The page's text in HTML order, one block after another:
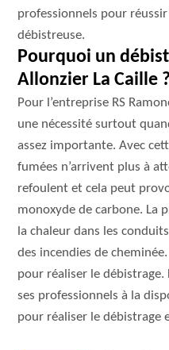
professionnels pour
débistreuse.
Pourquoi un
Allonzier La Caille ?
Pour l’entreprise RS
une nécessité surtout
assez importante. Avec
fumées n’arrivent plus à
refoulent et cela peut
monoxyde de carbone. La
la chaleur dans les
des incendies de
pour réaliser le débistrage.
ses professionnels à la
pour réaliser le débistrage